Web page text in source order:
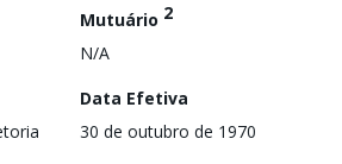
Mutuário 2
N/A
Data Efetiva
30 de outubro de 1970